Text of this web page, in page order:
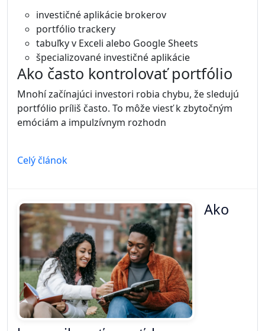
investičné aplikácie brokerov
portfólio trackery
tabuľky v Exceli alebo Google Sheets
špecializované investičné aplikácie
Ako často kontrolovať portfólio
Mnohí začínajúci investori robia chybu, že sledujú
portfólio príliš často. To môže viesť k zbytočným
emóciám a impulzívnym rozhodn
Celý článok
Ako